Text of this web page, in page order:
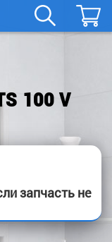
Заказать
100 V
запчасть не